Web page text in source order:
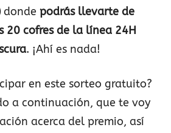
donde podrás llevarte de
20 cofres de la línea 24H
. ¡Ahí es nada!
en este sorteo gratuito?
a continuación, que te voy
acerca del premio, así